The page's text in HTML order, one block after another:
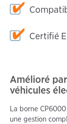
Certifié
Amélioré
véhicules
La borne
une gestion